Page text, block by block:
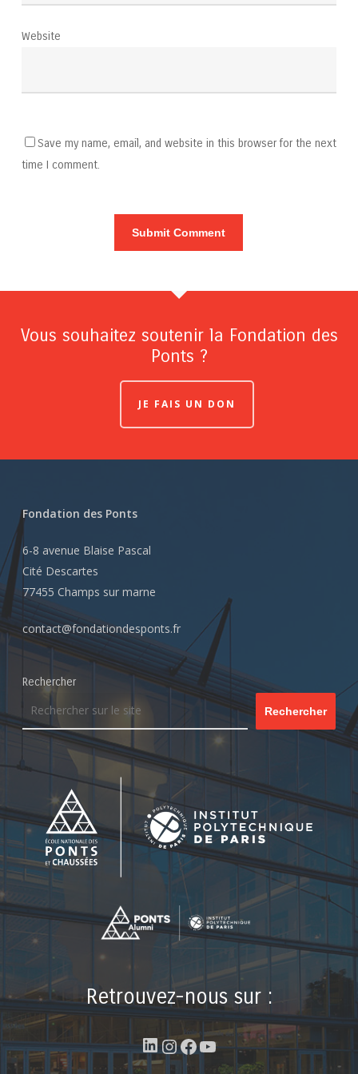
Website
Save my name, email, and website in this browser for the next
time I comment.
Vous souhaitez soutenir la Fondation des
Ponts ?
JE FAIS UN DON
Fondation des Ponts
6-8 avenue Blaise Pascal
Cité Descartes
77455 Champs sur marne
contact@fondationdesponts.fr
Rechercher
Rechercher
Retrouvez-nous sur :
LinkedIn
Instagram
Facebook
YouTube